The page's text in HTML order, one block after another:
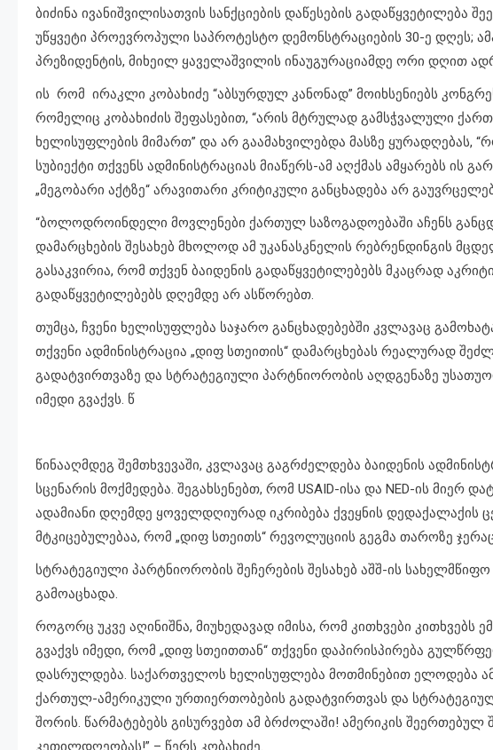
ბიძინა ივანიშვილისათვის სანქციების დაწესების გადაწყვეტილება
უწყვეტი პროევროპული საპროტესტო დემონსტრაციების 30-ე დღეს;
პრეზიდენტის, მიხეილ ყაველაშვილის ინაუგურაციამდე ორი დღით
ის რომ ირაკლი კობახიძე “აბსურდულ კანონად” მოიხსენიებს
რომელიც კობახიძის შეფასებით, “არის მტრულად გამსჭვალული
ხელისუფლების მიმართ” და არ გაამახვილებდა მასზე ყურადღებას,
სუბიექტი თქვენს ადმინისტრაციას მიაწერს-ამ აღქმას ამყარებს ის
„მეგობარი აქტზე“ არავითარი კრიტიკული განცხადება არ
“ბოლოდროინდელი მოვლენები ქართულ საზოგადოებაში აჩენს
დამარცხების შესახებ მხოლოდ ამ უკანასკნელის რებრენდინგის
გასაკვირია, რომ თქვენ ბაიდენის გადაწყვეტილებებს მკაცრად
გადაწყვეტილებებს დღემდე არ ასწორებთ.
თუმცა, ჩვენი ხელისუფლება საჯარო განცხადებებში კვლავაც
თქვენი ადმინისტრაცია „დიფ სთეითის“ დამარცხებას რეალურად
გადატვირთვაზე და სტრატეგიული პარტნიორობის აღდგენაზე
იმედი გვაქვს. წ
წინააღმდეგ შემთხვევაში, კვლავაც გაგრძელდება ბაიდენის
სცენარის მოქმედება. შეგახსენებთ, რომ USAID-ისა და NED-ის მიერ
ადამიანი დღემდე ყოველდღიურად იკრიბება ქვეყნის დედაქალაქის
მტკიცებულებაა, რომ „დიფ სთეითს“ რევოლუციის გეგმა თაროზე
სტრატეგიული პარტნიორობის შეჩერების შესახებ აშშ-ის
გამოაცხადა.
როგორც უკვე აღინიშნა, მიუხედავად იმისა, რომ კითხვები კითხვებს
გვაქვს იმედი, რომ „დიფ სთეითთან“ თქვენი დაპირისპირება
დასრულდება. საქართველოს ხელისუფლება მოთმინებით ელოდება
ქართულ-ამერიკული ურთიერთობების გადატვირთვას და
შორის. წარმატებებს გისურვებთ ამ ბრძოლაში! ამერიკის შეერთებულ
კეთილდღეობას!” – წერს კობახიძე.